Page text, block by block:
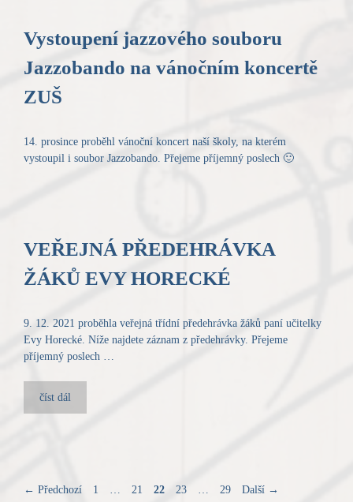
Vystoupení jazzového souboru
Jazzobando na vánočním koncertě
ZUŠ
14. prosince proběhl vánoční koncert naší školy, na kterém
vystoupil i soubor Jazzobando. Přejeme příjemný poslech 🙂
VEŘEJNÁ PŘEDEHRÁVKA
ŽÁKŮ EVY HORECKÉ
9. 12. 2021 proběhla veřejná třídní předehrávka žáků paní učitelky
Evy Horecké. Níže najdete záznam z předehrávky. Přejeme
příjemný poslech …
číst dál
← Předchozí Stránka
1 … Stránka
21 Stránka
22 Stránka
23 … Stránka
29 Další →